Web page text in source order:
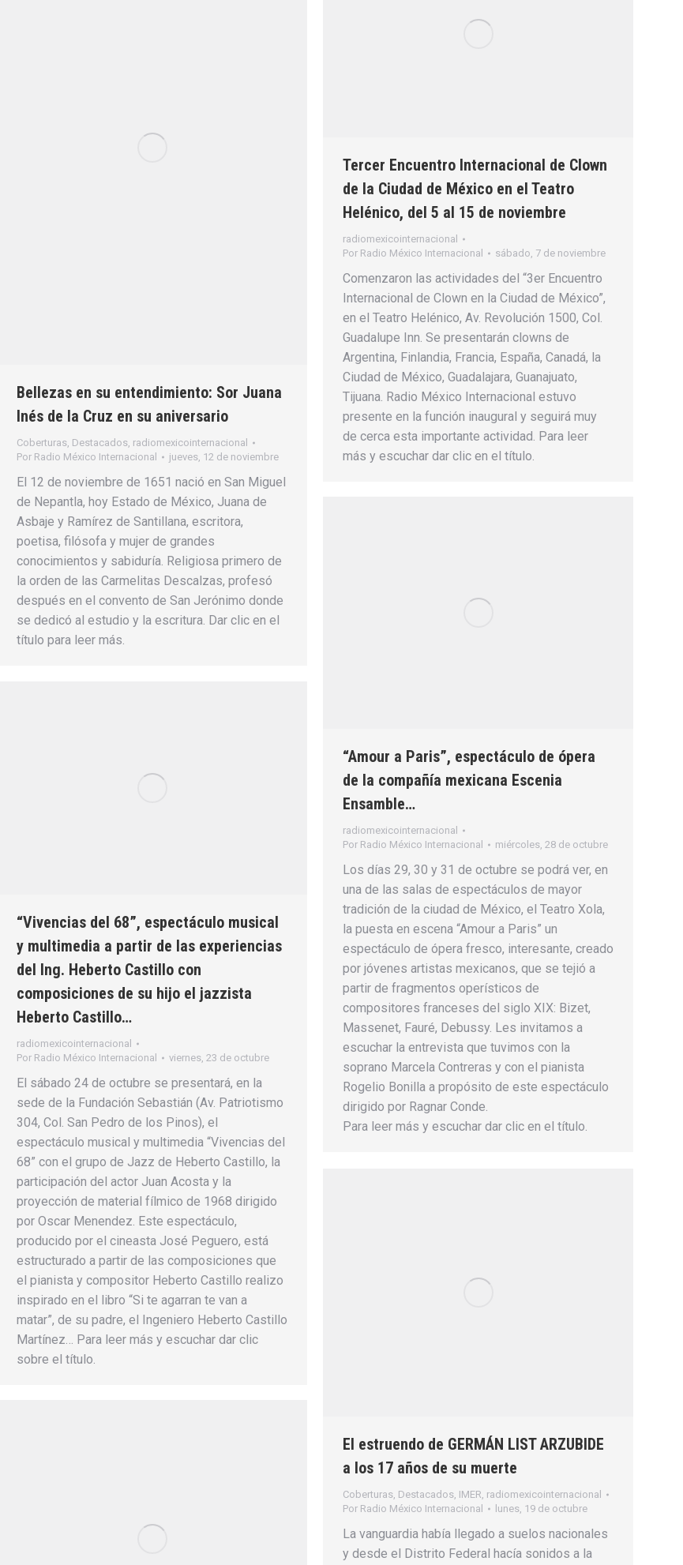
Bellezas en su entendimiento: Sor Juana
Inés de la Cruz en su aniversario
Coberturas, Destacados, radiomexicointernacional
Por Radio México Internacional jueves, 12 de noviembre
El 12 de noviembre de 1651 nació en San Miguel
de Nepantla, hoy Estado de México, Juana de
Asbaje y Ramírez de Santillana, escritora,
poetisa, filósofa y mujer de grandes
conocimientos y sabiduría. Religiosa primero de
la orden de las Carmelitas Descalzas, profesó
después en el convento de San Jerónimo donde
se dedicó al estudio y la escritura. Dar clic en el
título para leer más.
Tercer Encuentro Internacional de Clown
de la Ciudad de México en el Teatro
Helénico, del 5 al 15 de noviembre
radiomexicointernacional
Por Radio México Internacional sábado, 7 de noviembre
Comenzaron las actividades del “3er Encuentro
Internacional de Clown en la Ciudad de México”,
en el Teatro Helénico, Av. Revolución 1500, Col.
Guadalupe Inn. Se presentarán clowns de
Argentina, Finlandia, Francia, España, Canadá, la
Ciudad de México, Guadalajara, Guanajuato,
Tijuana. Radio México Internacional estuvo
presente en la función inaugural y seguirá muy
de cerca esta importante actividad. Para leer
más y escuchar dar clic en el título.
“Amour a Paris”, espectáculo de ópera
de la compañía mexicana Escenia
Ensamble…
radiomexicointernacional
Por Radio México Internacional miércoles, 28 de octubre
Los días 29, 30 y 31 de octubre se podrá ver, en
una de las salas de espectáculos de mayor
tradición de la ciudad de México, el Teatro Xola,
la puesta en escena “Amour a Paris” un
espectáculo de ópera fresco, interesante, creado
por jóvenes artistas mexicanos, que se tejió a
partir de fragmentos operísticos de
compositores franceses del siglo XIX: Bizet,
Massenet, Fauré, Debussy. Les invitamos a
escuchar la entrevista que tuvimos con la
soprano Marcela Contreras y con el pianista
Rogelio Bonilla a propósito de este espectáculo
dirigido por Ragnar Conde.
Para leer más y escuchar dar clic en el título.
“Vivencias del 68”, espectáculo musical
y multimedia a partir de las experiencias
del Ing. Heberto Castillo con
composiciones de su hijo el jazzista
Heberto Castillo…
radiomexicointernacional
Por Radio México Internacional viernes, 23 de octubre
El sábado 24 de octubre se presentará, en la
sede de la Fundación Sebastián (Av. Patriotismo
304, Col. San Pedro de los Pinos), el
espectáculo musical y multimedia “Vivencias del
68” con el grupo de Jazz de Heberto Castillo, la
participación del actor Juan Acosta y la
proyección de material fílmico de 1968 dirigido
por Oscar Menendez. Este espectáculo,
producido por el cineasta José Peguero, está
estructurado a partir de las composiciones que
el pianista y compositor Heberto Castillo realizo
inspirado en el libro “Si te agarran te van a
matar”, de su padre, el Ingeniero Heberto Castillo
Martínez… Para leer más y escuchar dar clic
sobre el título.
El estruendo de GERMÁN LIST ARZUBIDE
a los 17 años de su muerte
Coberturas, Destacados, IMER, radiomexicointernacional
Por Radio México Internacional lunes, 19 de octubre
La vanguardia había llegado a suelos nacionales
y desde el Distrito Federal hacía sonidos a la